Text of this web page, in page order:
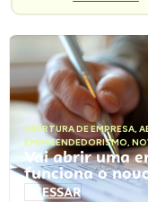
ABERTURA DE EMPRESA,
EMPREENDEDORISMO,
Vai abrir uma
funciona o
ACESSAR